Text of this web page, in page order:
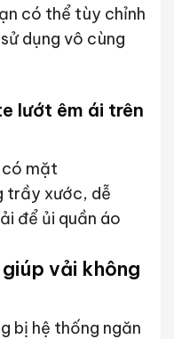
có thể tùy chỉnh
dụng vô cùng
lướt êm ái trên
có mặt
trầy xước, dễ
để ủi quần áo
vải không
bị hệ thống ngăn